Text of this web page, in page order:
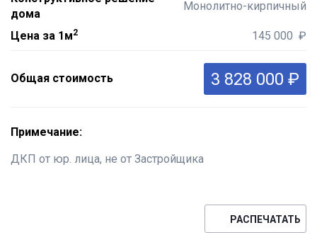
дома
Монолитно-кирпичный
Цена за 1м2 145 000 ₽
Общая стоимость 3 828 000 ₽
Примечание:
ДКП от юр. лица, не от Застройщика
РАСПЕЧАТАТЬ